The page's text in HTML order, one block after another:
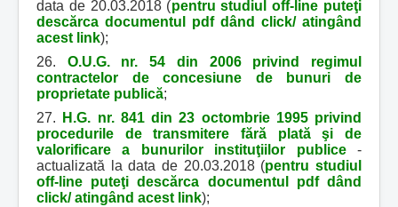
data de 20.03.2018 (pentru studiul off-line puteţi
descărca documentul pdf dând click/ atingând
acest link);
26. O.U.G. nr. 54 din 2006 privind regimul
contractelor de concesiune de bunuri de
proprietate publică;
27.
H.G. nr. 841 din 23 octombrie 1995 privind
procedurile de transmitere fără plată şi de
valorificare a bunurilor instituţiilor publice-
actualizată la data de 20.03.2018 (pentru studiul
off-line puteţi descărca documentul pdf dând
click/ atingând acest link);